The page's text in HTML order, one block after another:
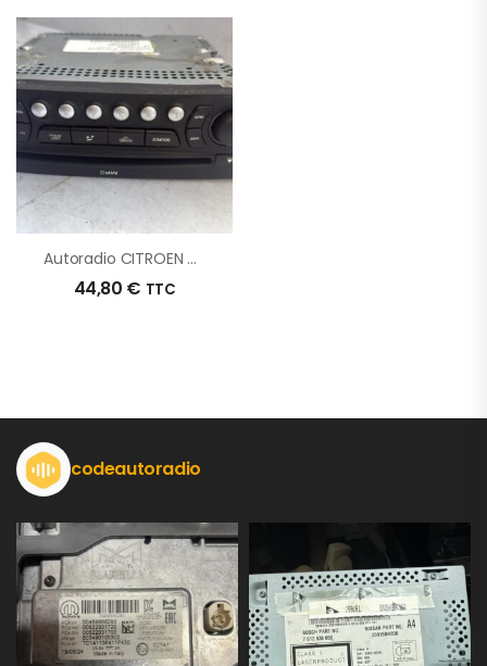
Autoradio CITROEN C4 PICASSO 1 D’origine – 2008 – Occasion
44,80 € TTC
codeautoradio